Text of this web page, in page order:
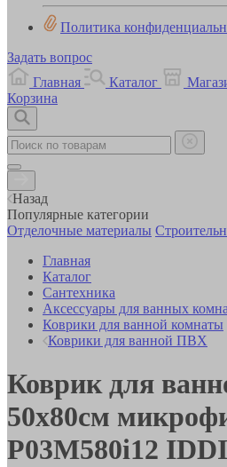
Политика
Задать вопрос
Главная
Каталог
Корзина
Назад
Популярные категории
Отделочные материалы
Главная
Каталог
Сантехника
Аксессуары для ванных
Коврики для ванной комнаты
Коврики для ванной ПВХ
Коврик для
50х80см
P03M580i12